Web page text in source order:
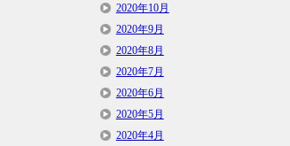
2020年10月
2020年9月
2020年8月
2020年7月
2020年6月
2020年5月
2020年4月